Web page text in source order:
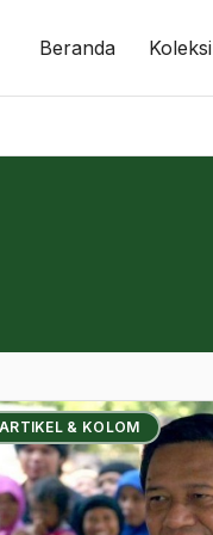
Beranda Koleksi
& KOLOM